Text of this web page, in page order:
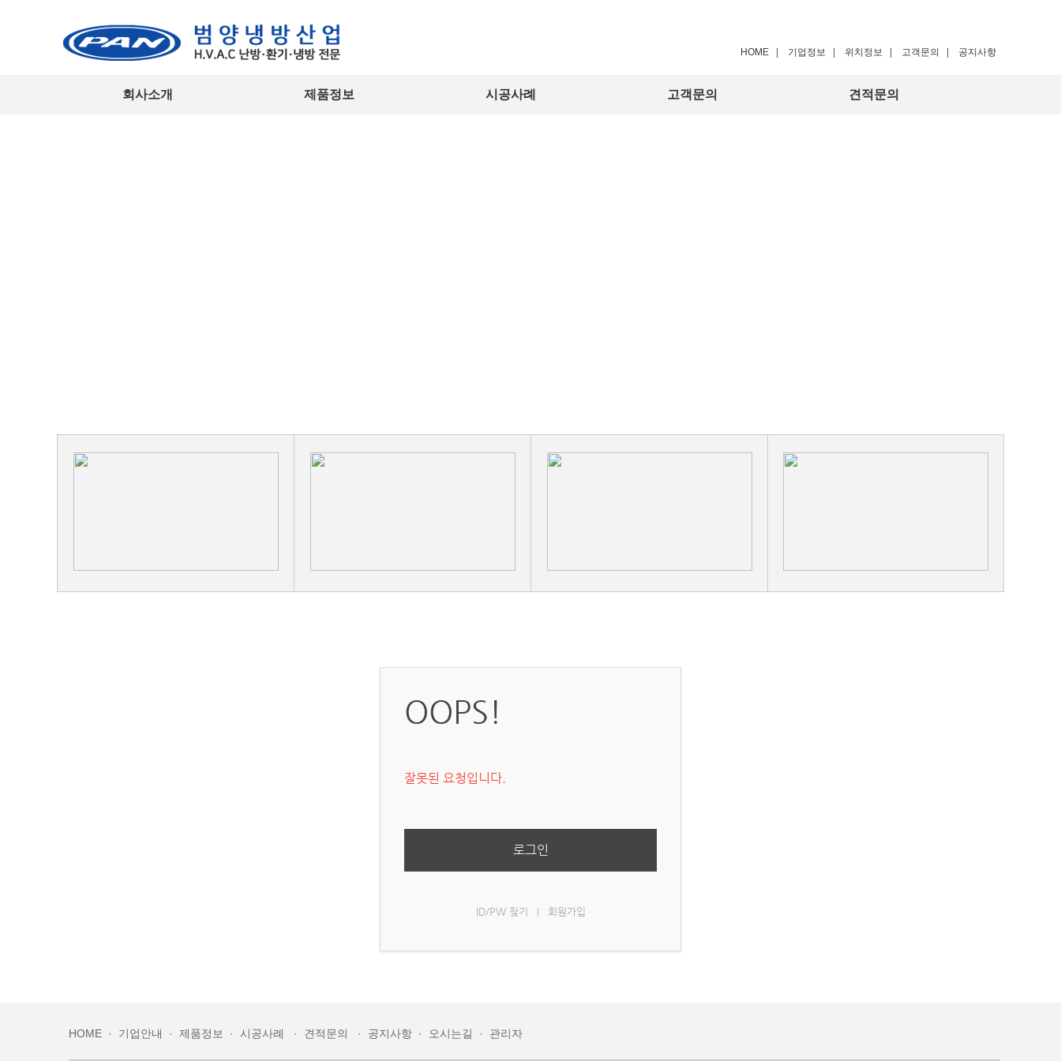
HOME 기업정보 위치정보 고객문의 공지사항
회사소개 제품정보 시공사례 고객문의 견적문의
OOPS!
잘못된 요청입니다.
로그인
ID/PW 찾기 회원가입
HOME · 기업안내 · 제품정보 · 시공사례 · 견적문의 · 공지사항 · 오시는길 · 관리자